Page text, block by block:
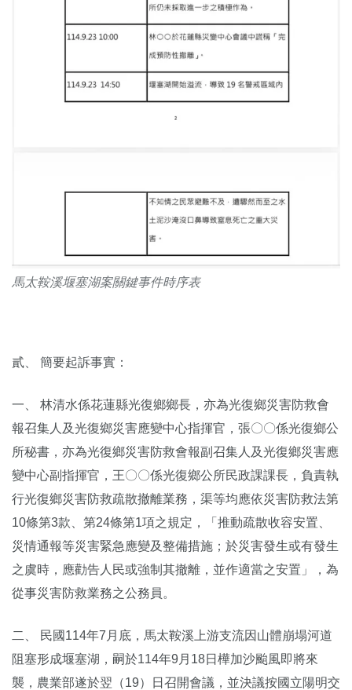
馬太鞍溪堰塞湖案關鍵事件時序表
貳、 簡要起訴事實：
一、 林清水係花蓮縣光復鄉鄉長，亦為光復鄉災害防救會
報召集人及光復鄉災害應變中心指揮官，張〇〇係光復鄉公
所秘書，亦為光復鄉災害防救會報副召集人及光復鄉災害應
變中心副指揮官，王〇〇係光復鄉公所民政課課長，負責執
行光復鄉災害防救疏散撤離業務，渠等均應依災害防救法第
10條第3款、第24條第1項之規定，「推動疏散收容安置、
災情通報等災害緊急應變及整備措施；於災害發生或有發生
之虞時，應勸告人民或強制其撤離，並作適當之安置」，為
從事災害防救業務之公務員。
二、 民國114年7月底，馬太鞍溪上游支流因山體崩塌河道
阻塞形成堰塞湖，嗣於114年9月18日樺加沙颱風即將來
襲，農業部遂於翌（19）日召開會議，並決議按國立陽明交